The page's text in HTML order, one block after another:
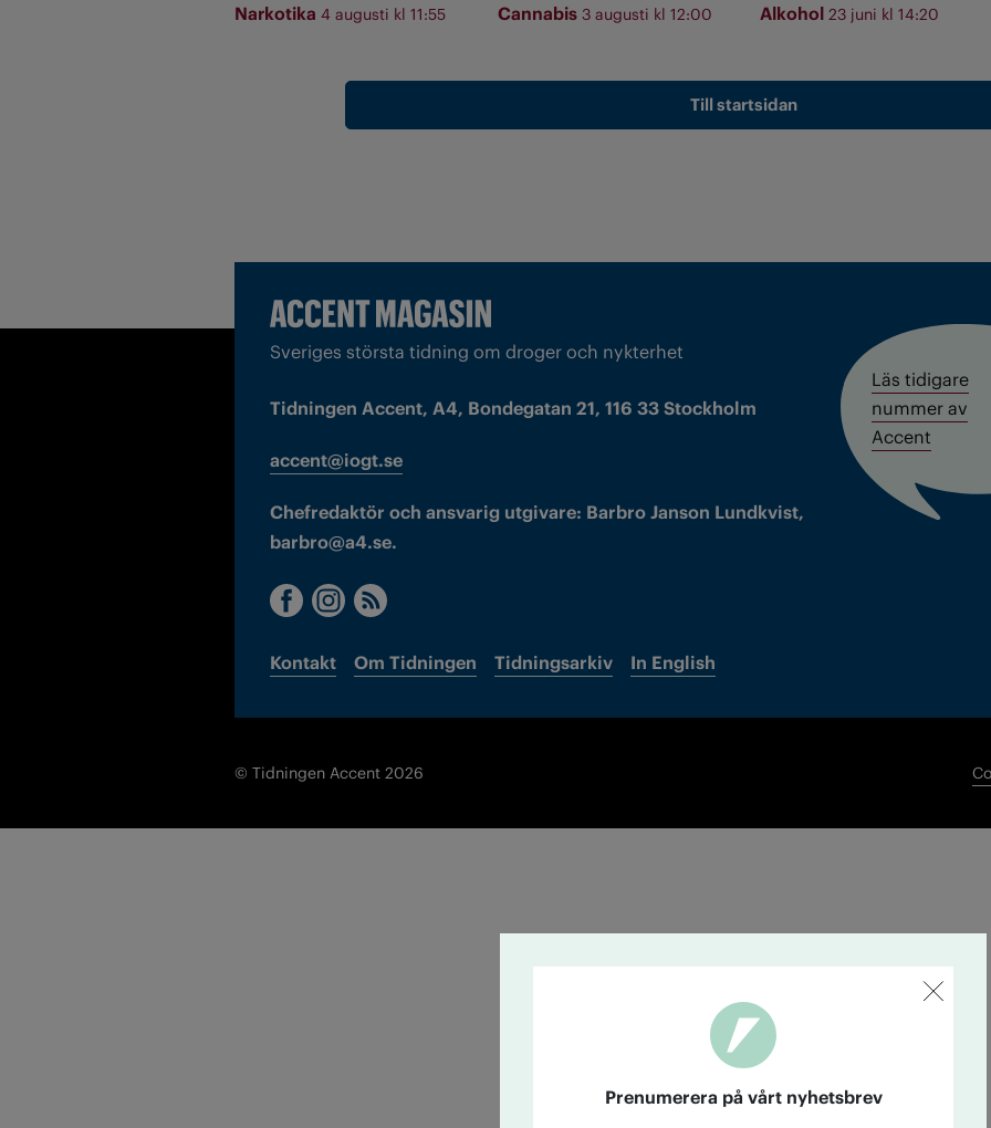
Narkotika 4 augusti kl 11:55 Cannabis 3 augusti kl 12:00 Alkohol 23 juni kl 14:20
Till startsidan
Sveriges största tidning om droger och nykterhet
Tidningen Accent, A4, Bondegatan 21, 116 33 Stockholm
accent@iogt.se
Chefredaktör och ansvarig utgivare: Barbro Janson Lundkvist,
barbro@a4.se.
Kontakt Om Tidningen Tidningsarkiv In English
Läs tidigare
nummer av
Accent
© Tidningen Accent 2026
Prenumerera på vårt nyhetsbrev